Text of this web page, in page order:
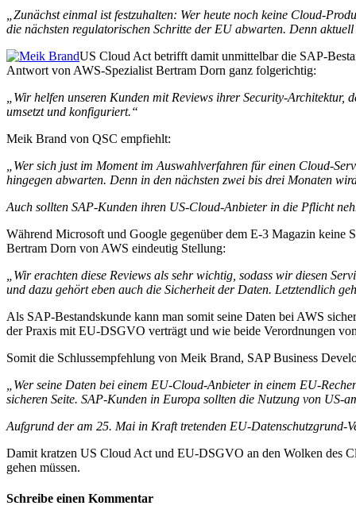
„Zunächst einmal ist festzuhalten: Wer heute noch keine Cloud-
die nächsten regulatorischen Schritte der EU abwarten. Denn
US Cloud Act betrifft damit unmittelbar die SAP-
Antwort von AWS-Spezialist Bertram Dorn ganz folgerichtig:
„Wir helfen unseren Kunden mit Reviews ihrer Security-
umsetzt und konfiguriert.“
Meik Brand von QSC empfiehlt:
„Wer sich just im Moment im Auswahlverfahren für einen Cloud-
hingegen abwarten. Denn in den nächsten zwei bis drei Monaten
Auch sollten SAP-Kunden ihren US-Cloud-Anbieter in die Pflicht
Während Microsoft und Google gegenüber dem E-3 Magazin keine
Bertram Dorn von AWS eindeutig Stellung:
„Wir erachten diese Reviews als sehr wichtig, sodass wir diesen
und dazu gehört eben auch die Sicherheit der Daten. Letztendlich
Als SAP-Bestandskunde kann man somit seine Daten bei AWS
der Praxis mit EU-DSGVO verträgt und wie beide Verordnungen
Somit die Schlussempfehlung von Meik Brand, SAP Business
„Wer seine Daten bei einem EU-Cloud-Anbieter in einem EU-
sicheren Seite. SAP-Kunden in Europa sollten die Nutzung von US-
Aufgrund der am 25. Mai in Kraft tretenden EU-Datenschutzgrund-
Damit kratzen US Cloud Act und EU-DSGVO an den Wolken des
gehen müssen.
Schreibe einen Kommentar